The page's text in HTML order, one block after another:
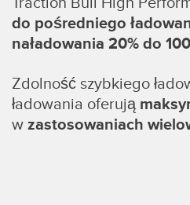
do pośredniego
naładowania 20% do
Zdolność szybkiego
ładowania oferują
w zastosowaniach